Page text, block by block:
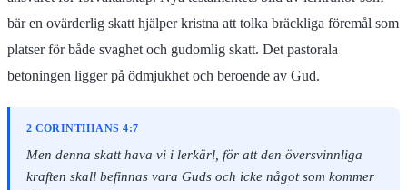
bär en ovärderlig skatt hjälper kristna att tolka bräckliga föremål som
platser för både svaghet och gudomlig skatt. Det pastorala
betoningen ligger på ödmjukhet och beroende av Gud.
2 CORINTHIANS 4:7
Men denna skatt hava vi i lerkärl, för att den översvinnliga
kraften skall befinnas vara Guds och icke något som kommer